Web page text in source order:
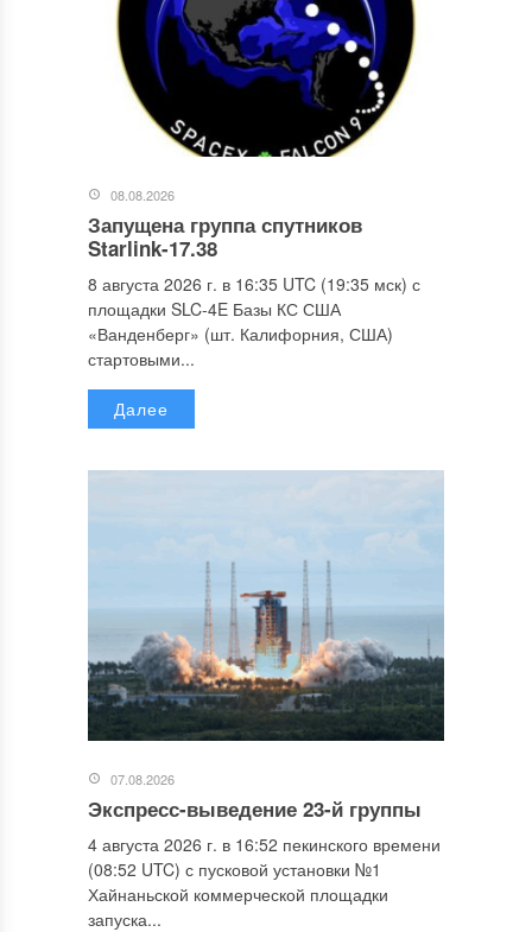
08.08.2026
Запущена группа спутников
Starlink-17.38
8 августа 2026 г. в 16:35 UTC (19:35 мск) с
площадки SLC-4E Базы КС США
«Ванденберг» (шт. Калифорния, США)
стартовыми...
Далее
07.08.2026
Экспресс-выведение 23-й группы
4 августа 2026 г. в 16:52 пекинского времени
(08:52 UTC) с пусковой установки №1
Хайнаньской коммерческой площадки
запуска...